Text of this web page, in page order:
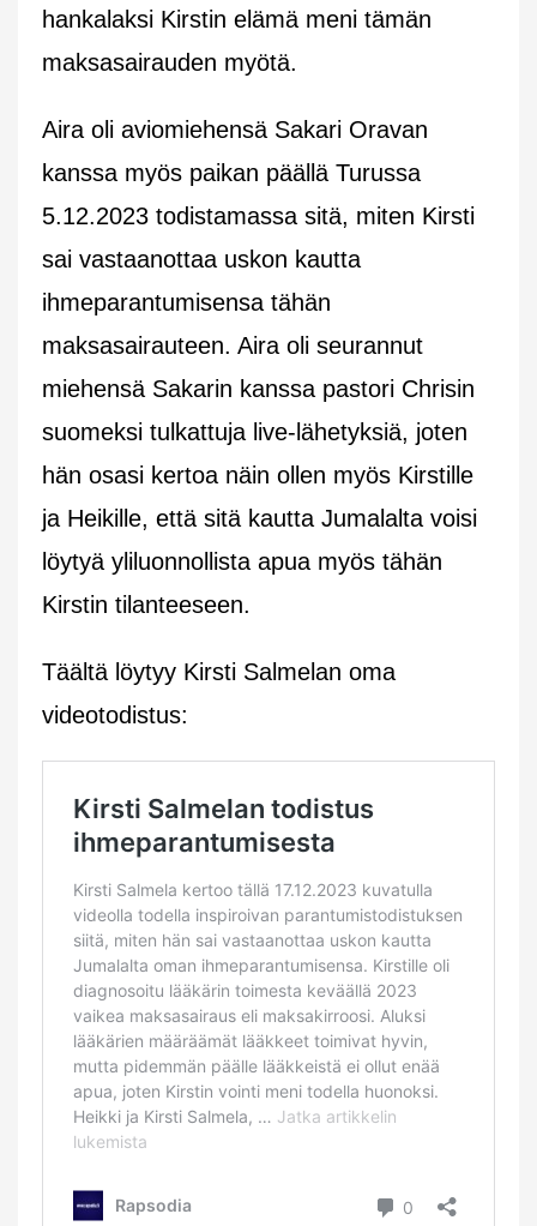
hankalaksi Kirstin elämä meni tämän
maksasairauden myötä.
Aira oli aviomiehensä Sakari Oravan
kanssa myös paikan päällä Turussa
5.12.2023 todistamassa sitä, miten Kirsti
sai vastaanottaa uskon kautta
ihmeparantumisensa tähän
maksasairauteen. Aira oli seurannut
miehensä Sakarin kanssa pastori Chrisin
suomeksi tulkattuja live-lähetyksiä, joten
hän osasi kertoa näin ollen myös Kirstille
ja Heikille, että sitä kautta Jumalalta voisi
löytyä yliluonnollista apua myös tähän
Kirstin tilanteeseen.
Täältä löytyy Kirsti Salmelan oma
videotodistus: